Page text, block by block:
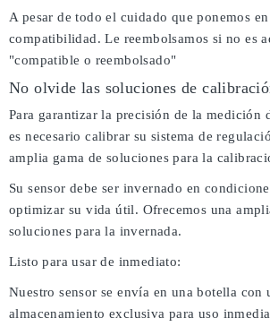
A pesar de todo el cuidado que ponemos
compatibilidad. Le reembolsamos si no es
"compatible o reembolsado"
No olvide las soluciones de
Para garantizar la precisión de la medición
es necesario calibrar su sistema de
amplia gama de soluciones para la
Su sensor debe ser invernado en
optimizar su vida útil. Ofrecemos una
soluciones para la invernada.
Listo para usar de inmediato:
Nuestro sensor se envía en una botella con
almacenamiento exclusiva para uso